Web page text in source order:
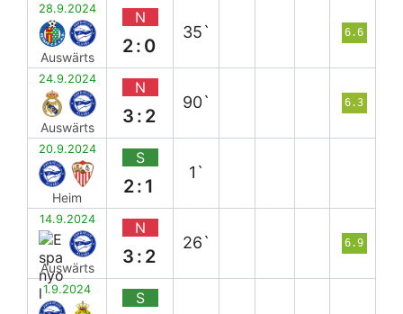
28.9.2024
Auswärts
N
2:0
35` 6.6
24.9.2024
Auswärts
N
3:2
90` 6.3
20.9.2024
Heim
S
2:1
1`
14.9.2024
Auswärts
N
3:2
26` 6.9
1.9.2024 S